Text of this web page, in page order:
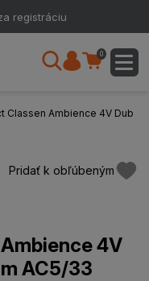
registráciu
0
Classen Ambience 4V Dub
Pridať k obľúbeným
4V
AC5/33